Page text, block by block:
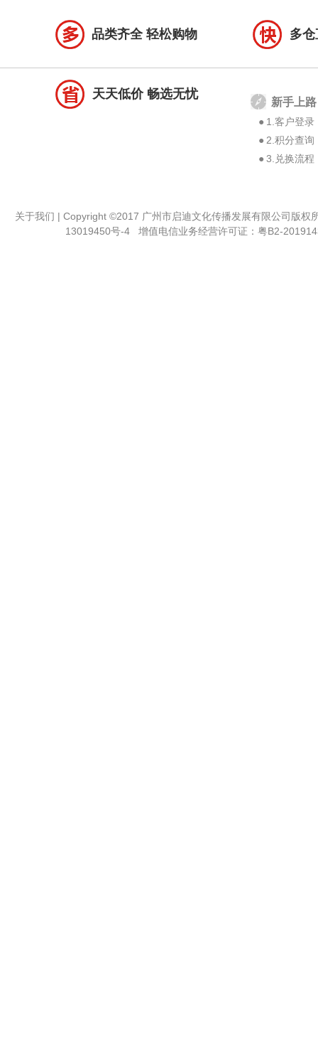
品类齐全 轻松购物 多
天天低价 畅选无忧
新手上路
● 1.客户登录
● 2.积分查询
● 3.兑换流程
关于我们 | Copyright ©2017 广州市启迪文化传播发展有限公司版
13019450号-4
增值电信业务经营许可证： 粤B2-